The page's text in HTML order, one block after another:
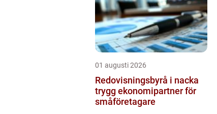
01 augusti 2026
Redovisningsbyrå i nacka
trygg ekonomipartner för
småföretagare